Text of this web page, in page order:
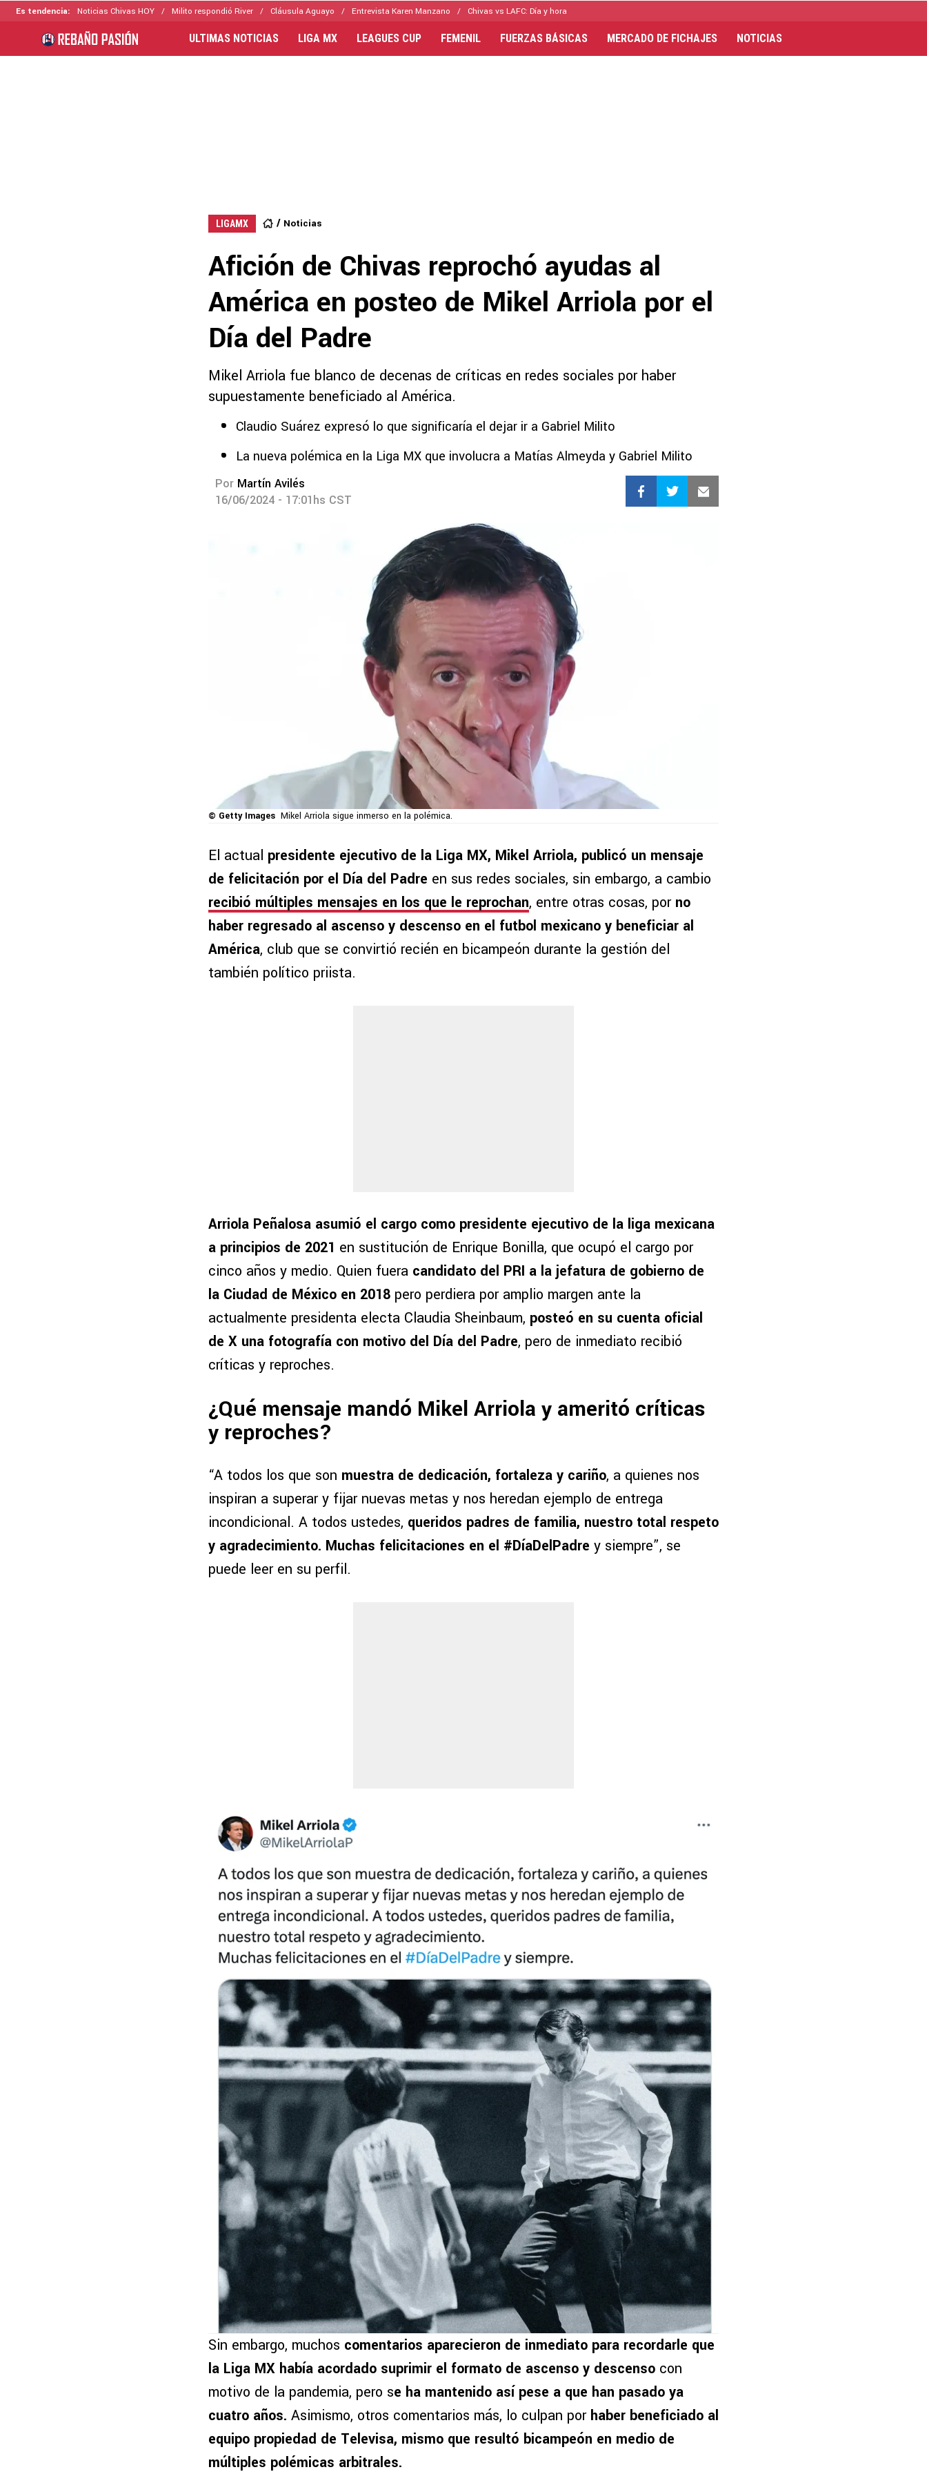
Es tendencia: Noticias Chivas HOY Milito respondió River Cláusula Aguayo Entrevista Karen Manzano Chivas vs LAFC: Día y hora
ULTIMAS NOTICIAS LIGA MX LEAGUES CUP FEMENIL FUERZAS BÁSICAS MERCADO DE FICHAJES NOTICIAS
LIGAMX Noticias
Afición de Chivas reprochó ayudas al
América en posteo de Mikel Arriola por el
Día del Padre
Mikel Arriola fue blanco de decenas de críticas en redes sociales por haber
supuestamente beneficiado al América.
Claudio Suárez expresó lo que significaría el dejar ir a Gabriel Milito
La nueva polémica en la Liga MX que involucra a Matías Almeyda y Gabriel Milito
Por Martín Avilés
16/06/2024 - 17:01hs CST
© Getty Images Mikel Arriola sigue inmerso en la polémica.
El actual presidente ejecutivo de la Liga MX, Mikel Arriola, publicó un mensaje
de felicitación por el Día del Padre en sus redes sociales, sin embargo, a cambio
recibió múltiples mensajes en los que le reprochan, entre otras cosas, porno
haber regresado al ascenso y descenso en el futbol mexicano y beneficiar al
América, club que se convirtió recién en bicampeón durante la gestión del
también político priista.
Arriola Peñalosa asumió el cargo como presidente ejecutivo de la liga mexicana
a principios de 2021 en sustitución de Enrique Bonilla, que ocupó el cargo por
cinco años y medio. Quien fuera candidato del PRI a la jefatura de gobierno de
la Ciudad de México en 2018 pero perdiera por amplio margen ante la
actualmente presidenta electa Claudia Sheinbaum, posteó en su cuenta oficial
de X una fotografía con motivo del Día del Padre, pero de inmediato recibió
críticas y reproches.
¿Qué mensaje mandó Mikel Arriola y ameritó críticas
y reproches?
“A todos los que son muestra de dedicación, fortaleza y cariño, a quienes nos
inspiran a superar y fijar nuevas metas y nos heredan ejemplo de entrega
incondicional. A todos ustedes, queridos padres de familia, nuestro total respeto
y agradecimiento. Muchas felicitaciones en el #DíaDelPadre y siempre”, se
puede leer en su perfil.
Sin embargo, muchos comentarios aparecieron de inmediato para recordarle que
la Liga MX había acordado suprimir el formato de ascenso y descenso con
motivo de la pandemia, pero se ha mantenido así pese a que han pasado ya
cuatro años. Asimismo, otros comentarios más, lo culpan por haber beneficiado al
equipo propiedad de Televisa, mismo que resultó bicampeón en medio de
múltiples polémicas arbitrales.